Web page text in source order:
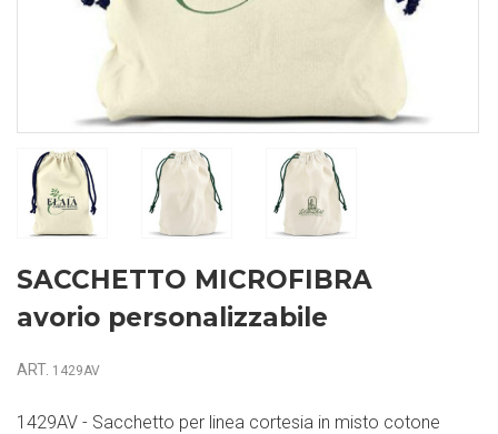
SACCHETTO MICROFIBRA
avorio personalizzabile
ART. 1429AV
1429AV - Sacchetto per linea cortesia in misto cotone